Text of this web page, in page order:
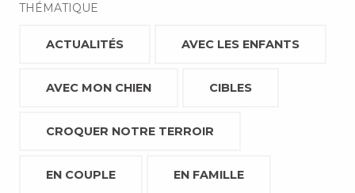
THÉMATIQUE
ACTUALITÉS AVEC LES ENFANTS
AVEC MON CHIEN CIBLES
CROQUER NOTRE TERROIR
EN COUPLE EN FAMILLE